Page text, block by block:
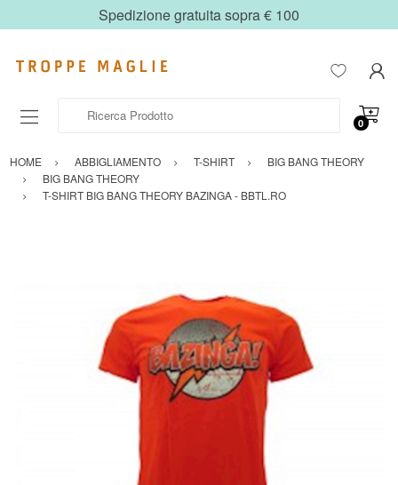
Spedizione gratuita sopra € 100
0
HOME ABBIGLIAMENTO T-SHIRT
BIG BANG THEORY
BIG BANG THEORY
T-SHIRT BIG BANG THEORY BAZINGA - BBTL.RO